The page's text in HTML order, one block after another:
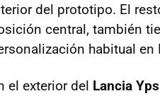
del prototipo. El
central, también
habitual en
el exterior del Lancia